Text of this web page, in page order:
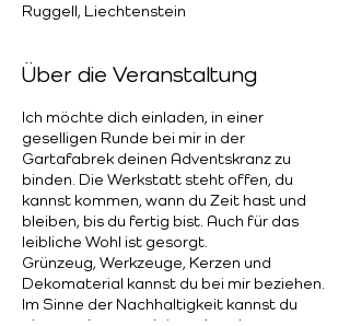
Ruggell, Liechtenstein
Über die Veranstaltung
Ich möchte dich einladen, in einer
geselligen Runde bei mir in der
Gartafabrek deinen Adventskranz zu
binden. Die Werkstatt steht offen, du
kannst kommen, wann du Zeit hast und
bleiben, bis du fertig bist. Auch für das
leibliche Wohl ist gesorgt.
Grünzeug, Werkzeuge, Kerzen und
Dekomaterial kannst du bei mir beziehen.
Im Sinne der Nachhaltigkeit kannst du